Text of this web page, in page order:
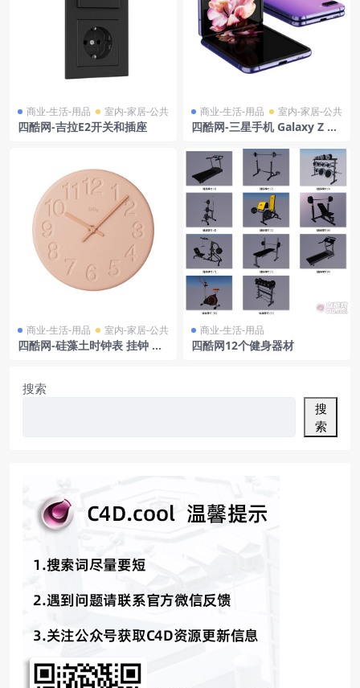
商业-生活-用品 室内-家居-公共
四酷网-吉拉E2开关和插座
商业-生活-用品 室内-家居-公共
四酷网-三星手机 Galaxy Z Fli
商业-生活-用品 室内-家居-公共
四酷网-硅藻土时钟表 挂钟 时
商业-生活-用品
四酷网12个健身器材
搜索
搜
索